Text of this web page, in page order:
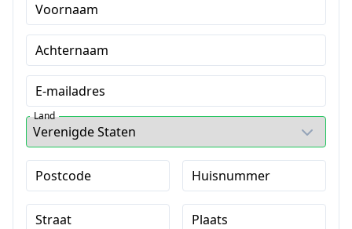
Voornaam
Achternaam
E-mailadres
Land
Postcode Huisnummer
Straat Plaats